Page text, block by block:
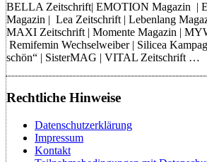
BELLA Zeitschrift| EMOTION Magazin |
Magazin | Lea Zeitschrift | Lebenlang
MAXI Zeitschrift | Momente Magazin |
Remifemin Wechselweiber | Silicea
schön“ | SisterMAG | VITAL Zeitschrift …
Rechtliche Hinweise
Datenschutzerklärung
Impressum
Kontakt